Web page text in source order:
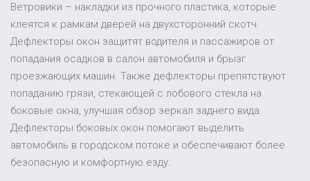
Ветровики – накладки из прочного пластика, которые
клеятся к рамкам дверей на двухсторонний скотч.
Дефлекторы окон защитят водителя и пассажиров от
попадания осадков в салон автомобиля и брызг
проезжающих машин. Также дефлекторы препятствуют
попаданию грязи, стекающей с лобового стекла на
боковые окна, улучшая обзор зеркал заднего вида.
Дефлекторы боковых окон помогают выделить
автомобиль в городском потоке и обеспечивают более
безопасную и комфортную езду.